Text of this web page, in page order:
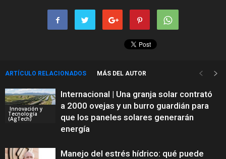
ARTÍCULO RELACIONADOS MÁS DEL AUTOR
Innovación y
Tecnología
(AgTech)
Internacional | Una granja solar contrató
a 2000 ovejas y un burro guardián para
que los paneles solares generarán
energía
Manejo del estrés hídrico: qué puede